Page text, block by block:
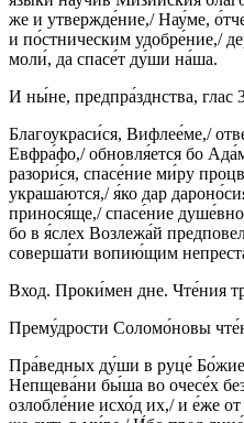
же и утвержде́ние,/ Нау́ме,
и по́стническим удобре́ние,/
моли́, да спасе́т ду́ши на́ша.
И ны́не, предпра́зднства, глас
Благоукраси́ся, Вифлее́ме,/
Евфра́фо,/ обновля́ется бо
разори́ся, спасе́ние ми́ру
украша́ются,/ я́ко дар
принося́ще,/ спасе́ние
бо в я́слех Возлежа́й
соверша́ти вопию́щим
Вход. Проки́мен дне. Чте́ния
Прему́дрости Соломо́новы
Пра́ведных ду́ши в руце́
Непщева́ни бы́ша во очесе́х
озлобле́ние исхо́д их,/ и е́же